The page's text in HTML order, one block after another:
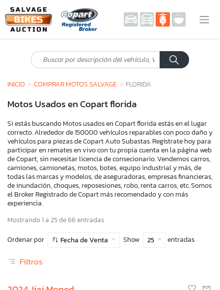
INICIO COMPRAR MOTOS SALVAGE FLORIDA
Motos Usados en Copart florida
Si estás buscando Motos usados en Copart florida estás en el lugar
correcto. Alrededor de 150000 vehículos reparables con poco daño y
vehículos para piezas de Copart Auto Subastas. Regístrate hoy para
participar en remates en vivo con tu propia cuenta en la página web
de Copart, sin necesitar licencia de consecionario. Vendemos carros,
camiones, camionetas, motos, botes, equipo industrial y más, de
todas las marcas y modelos, de aseguradoras, empresas financieras,
de inundación, choques, reposesiones, robo, renta carros, etc. Somos
el Broker Registrado de Copart más recomendado y con más
experiencia.
Mostrando 1 a 25 de 66 entradas
Ordenar por
Fecha de Venta Show 25 entradas
Filtros